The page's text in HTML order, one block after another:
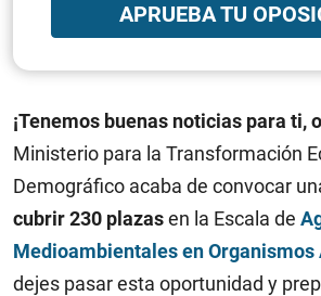
APRUEBA TU
¡Tenemos buenas noticias para ti,
Ministerio para la Transformación
Demográfico acaba de convocar
cubrir 230 plazasen la Escala de
Medioambientales en Organismos
dejes pasar esta oportunidad y